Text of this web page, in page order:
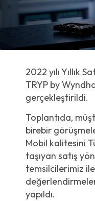
2022 yılı Yıllık
TRYP by
gerçekleştirildi.
Toplantıda,
birebir
Mobil kalitesini
taşıyan satış
temsilcilerimiz
yapıldı.